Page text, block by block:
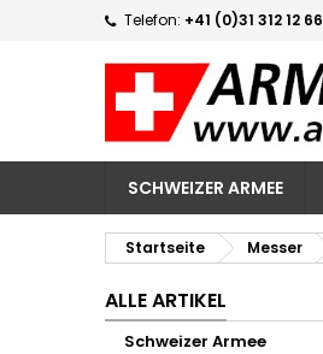
Telefon: +41 (0)31 312 12 66
SCHWEIZER ARMEE
Startseite Messer
ALLE ARTIKEL
Schweizer Armee